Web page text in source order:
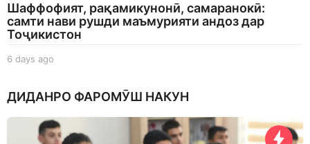
Шаффофият, рақамикунонӣ, самаранокӣ:
самти нави рушди маъмурияти андоз дар
Тоҷикистон
6 days ago
y
a
g
ДИДАНРО ФАРОМӮШ НАКУН